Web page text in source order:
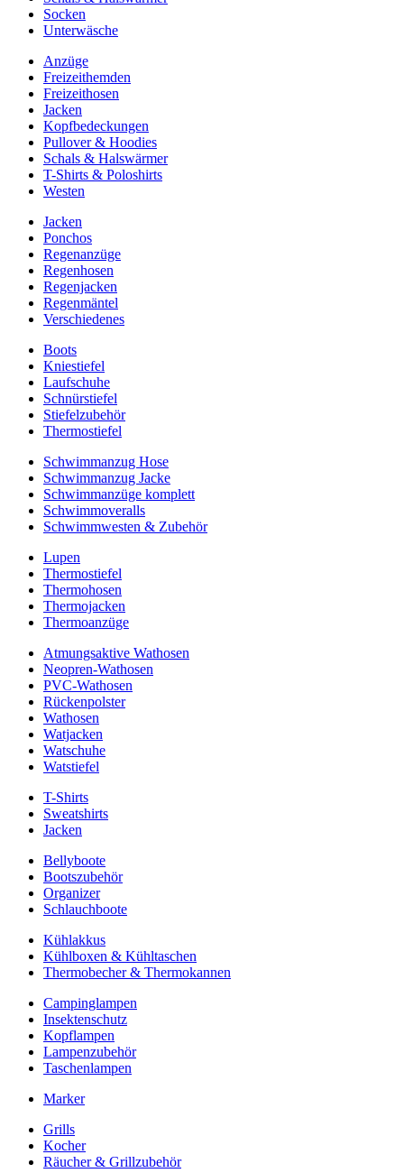
Socken
Unterwäsche
Anzüge
Freizeithemden
Freizeithosen
Jacken
Kopfbedeckungen
Pullover & Hoodies
Schals & Halswärmer
T-Shirts & Poloshirts
Westen
Jacken
Ponchos
Regenanzüge
Regenhosen
Regenjacken
Regenmäntel
Verschiedenes
Boots
Kniestiefel
Laufschuhe
Schnürstiefel
Stiefelzubehör
Thermostiefel
Schwimmanzug Hose
Schwimmanzug Jacke
Schwimmanzüge komplett
Schwimmoveralls
Schwimmwesten & Zubehör
Lupen
Thermostiefel
Thermohosen
Thermojacken
Thermoanzüge
Atmungsaktive Wathosen
Neopren-Wathosen
PVC-Wathosen
Rückenpolster
Wathosen
Watjacken
Watschuhe
Watstiefel
T-Shirts
Sweatshirts
Jacken
Bellyboote
Bootszubehör
Organizer
Schlauchboote
Kühlakkus
Kühlboxen & Kühltaschen
Thermobecher & Thermokannen
Campinglampen
Insektenschutz
Kopflampen
Lampenzubehör
Taschenlampen
Marker
Grills
Kocher
Räucher & Grillzubehör